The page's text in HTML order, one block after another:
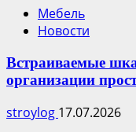
Мебель
Новости
Встраиваемые
организации
stroylog 17.07.2026